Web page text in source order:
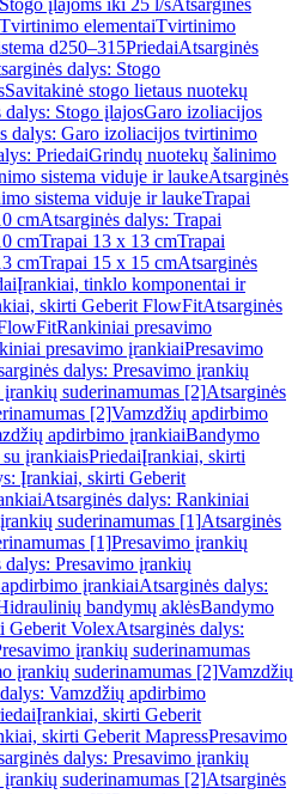
Stogo įlajoms iki 25 l/sAtsarginės
Tvirtinimo elementaiTvirtinimo
d250–315PriedaiAtsarginės
dalys: Stogo
Savitakinė stogo lietaus nuotekų
dalys: Stogo įlajosGaro izoliacijos
dalys: Garo izoliacijos tvirtinimo
PriedaiGrindų nuotekų šalinimo
sistema viduje ir laukeAtsarginės
sistema viduje ir laukeTrapai
cmAtsarginės dalys: Trapai
cmTrapai 13 x 13 cmTrapai
cmTrapai 15 x 15 cmAtsarginės
Įrankiai, tinklo komponentai ir
skirti Geberit FlowFitAtsarginės
Rankiniai presavimo
presavimo įrankiaiPresavimo
dalys: Presavimo įrankių
įrankių suderinamumas [2]Atsarginės
[2]Vamzdžių apdirbimo
apdirbimo įrankiaiBandymo
įrankiaisPriedaiĮrankiai, skirti
Įrankiai, skirti Geberit
Atsarginės dalys: Rankiniai
suderinamumas [1]Atsarginės
[1]Presavimo įrankių
dalys: Presavimo įrankių
įrankiaiAtsarginės dalys:
bandymų aklėsBandymo
Geberit VolexAtsarginės dalys:
įrankių suderinamumas
įrankių suderinamumas [2]Vamzdžių
Vamzdžių apdirbimo
Įrankiai, skirti Geberit
skirti Geberit MapressPresavimo
dalys: Presavimo įrankių
įrankių suderinamumas [2]Atsarginės